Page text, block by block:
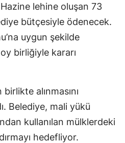
lehine oluşan 73
bütçesiyle ödenecek.
uygun şekilde
birliğiyle kararı
alınmasını
Belediye, mali yükü
kullanılan mülklerdeki
hedefliyor.